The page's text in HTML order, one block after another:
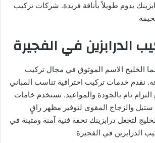
يدوم طويلاً بأناقة فريدة. شركات تركيب
الدرابزين في الفجيرة
الخليج الاسم الموثوق في مجال تركيب
نقدم خدمات تركيب احترافية تناسب المباني
التزام تام بالجودة والمواعيد. نستخدم خامات
والزجاج المقوى لتوفير مظهر راقٍ
لتجعل درابزينك تحفة فنية آمنة ومتينة في
الدرابزين في الفجيرة